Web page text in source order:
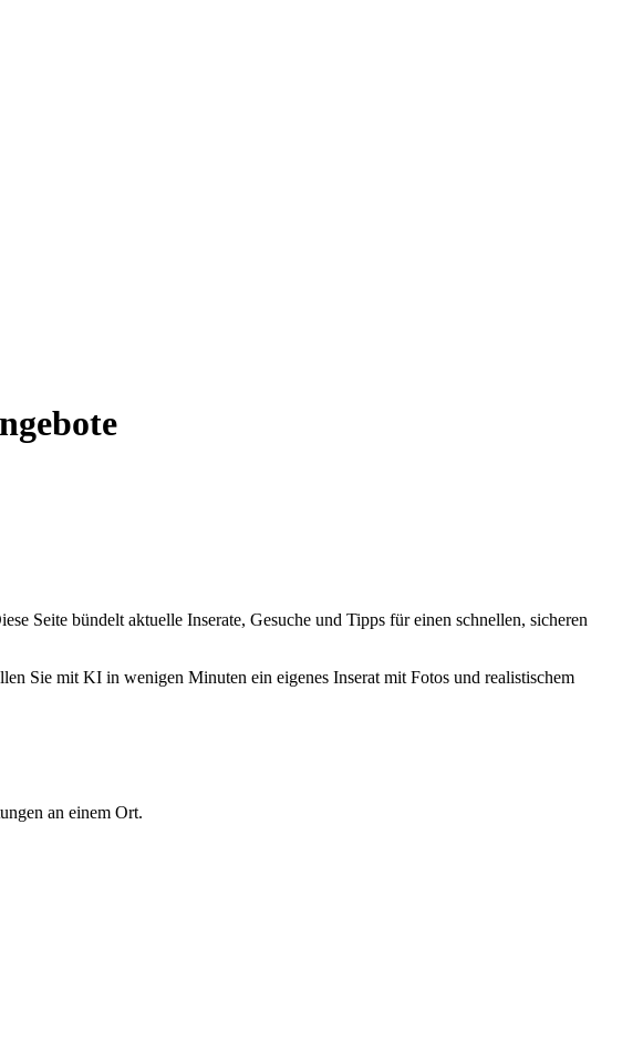
Seite bündelt aktuelle Inserate, Gesuche und Tipps für einen schnellen, sicheren
Sie mit KI in wenigen Minuten ein eigenes Inserat mit Fotos und realistischem
an einem Ort.